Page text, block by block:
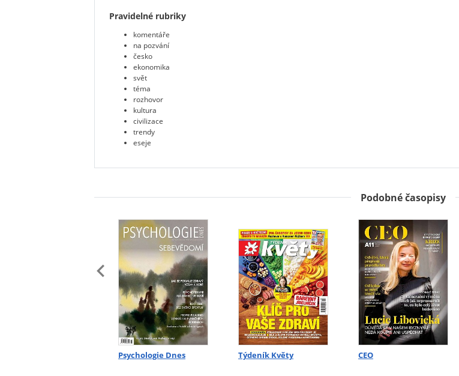
Pravidelné rubriky
komentáře
na pozvání
česko
ekonomika
svět
téma
rozhovor
kultura
civilizace
trendy
eseje
Podobné časopisy
Psychologie Dnes Týdeník Květy CEO